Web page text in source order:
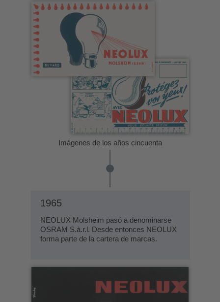
Imágenes de los años cincuenta
1965
NEOLUX Molsheim pasó a denominarse
OSRAM S.à.r.l. Desde entonces NEOLUX
forma parte de la cartera de marcas.